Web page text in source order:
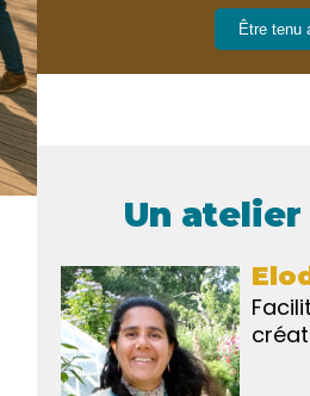
Être tenu
Un